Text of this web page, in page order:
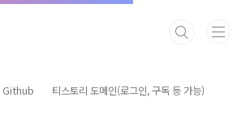
Github 티스토리 도메인(로그인, 구독 등 가능)